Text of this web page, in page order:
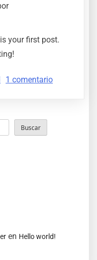
your first post.
1 comentario
Buscar
en Hello world!